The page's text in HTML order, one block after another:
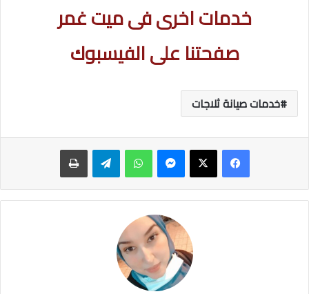
خدمات اخرى فى ميت غمر
صفحتنا على الفيسبوك
خدمات صيانة ثلاجات
ماسنجر واتساب تيلقرام طباعة